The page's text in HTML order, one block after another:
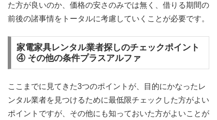
た方が良いのか、価格の安さのみでは無く、借りる期間の
前後の諸事情をトータルに考慮していくことが必要です。
家電家具レンタル業者探しのチェックポイント
④ その他の条件プラスアルファ
ここまでに見てきた3つのポイントが、目的にかなったレ
ンタル業者を見つけるために最低限チェックした方がよい
ポイントですが、その他にも知っておいた方がよいことが